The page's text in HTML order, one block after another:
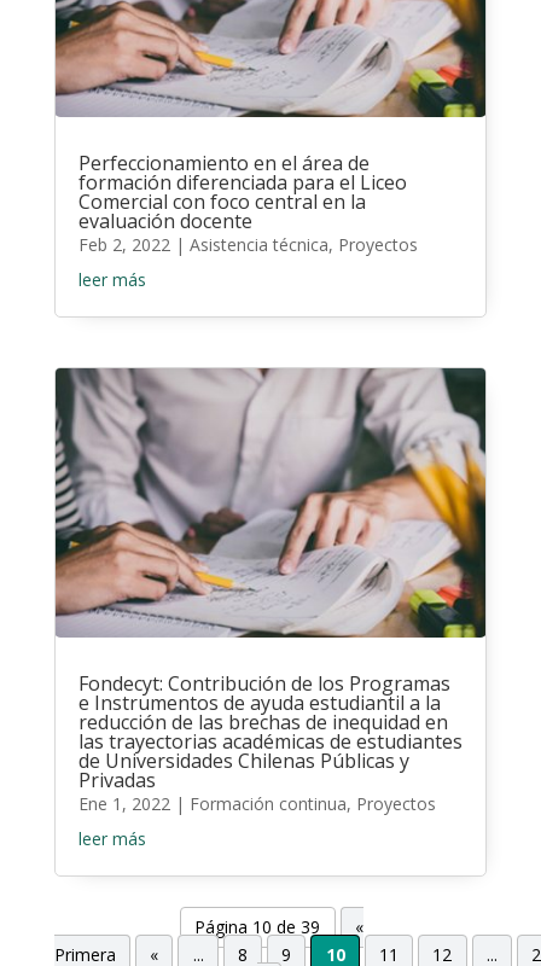
Perfeccionamiento en el área de
formación diferenciada para el Liceo
Comercial con foco central en la
evaluación docente
Feb 2, 2022| Asistencia técnica, Proyectos
leer más
Fondecyt: Contribución de los Programas
e Instrumentos de ayuda estudiantil a la
reducción de las brechas de inequidad en
las trayectorias académicas de estudiantes
de Universidades Chilenas Públicas y
Privadas
Ene 1, 2022| Formación continua, Proyectos
leer más
Página 10 de 39
«
Primera
« ... 8 9 10 11 12 ...